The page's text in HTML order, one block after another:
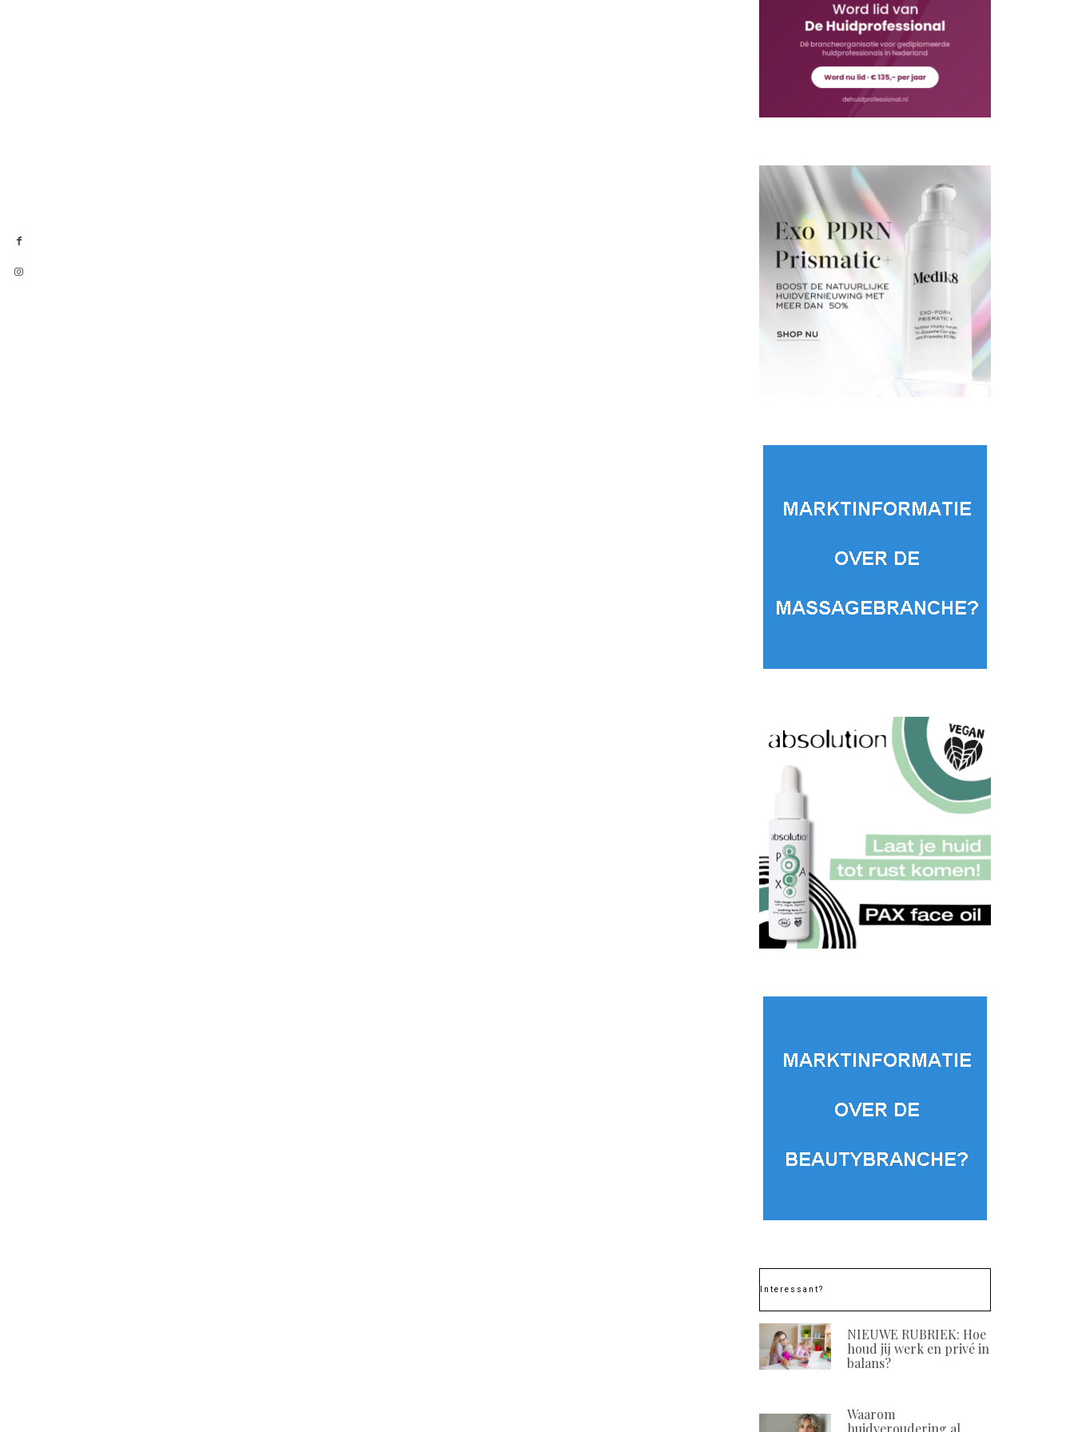
Interessant?
NIEUWE RUBRIEK: Hoe
houd jij werk en privé in
balans?
Waarom
huidveroudering al